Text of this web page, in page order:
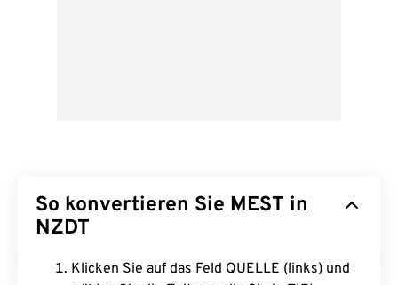
So konvertieren Sie MEST in
NZDT
Klicken Sie auf das Feld QUELLE (links) und